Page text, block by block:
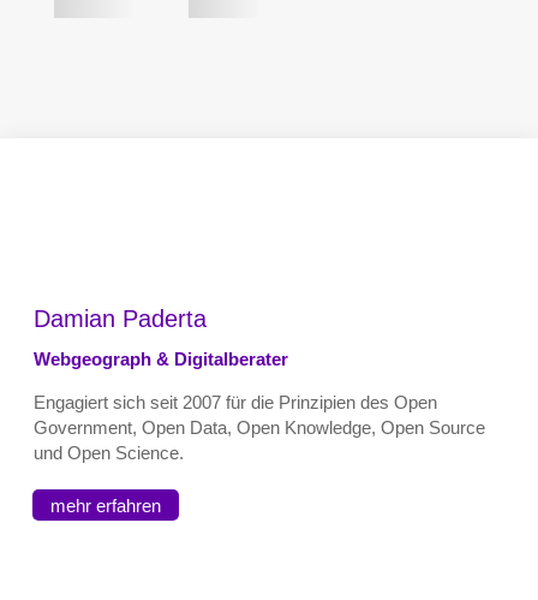
Damian Paderta
Webgeograph & Digitalberater
Engagiert sich seit 2007 für die Prinzipien des Open
Government, Open Data, Open Knowledge, Open Source
und Open Science.
mehr erfahren